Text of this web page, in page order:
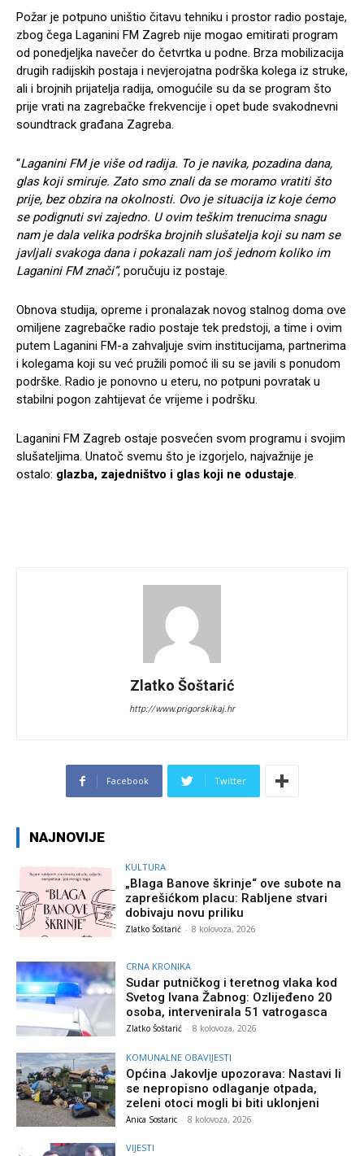
Požar je potpuno uništio čitavu tehniku i prostor radio postaje,
zbog čega Laganini FM Zagreb nije mogao emitirati program
od ponedjeljka navečer do četvrtka u podne. Brza mobilizacija
drugih radijskih postaja i nevjerojatna podrška kolega iz struke,
ali i brojnih prijatelja radija, omogućile su da se program što
prije vrati na zagrebačke frekvencije i opet bude svakodnevni
soundtrack građana Zagreba.
“Laganini FM je više od radija. To je navika, pozadina dana,
glas koji smiruje. Zato smo znali da se moramo vratiti što
prije, bez obzira na okolnosti. Ovo je situacija iz koje ćemo
se podignuti svi zajedno. U ovim teškim trenucima snagu
nam je dala velika podrška brojnih slušatelja koji su nam se
javljali svakoga dana i pokazali nam još jednom koliko im
Laganini FM znači”, poručuju iz postaje.
Obnova studija, opreme i pronalazak novog stalnog doma ove
omiljene zagrebačke radio postaje tek predstoji, a time i ovim
putem Laganini FM-a zahvaljuje svim institucijama, partnerima
i kolegama koji su već pružili pomoć ili su se javili s ponudom
podrške. Radio je ponovno u eteru, no potpuni povratak u
stabilni pogon zahtijevat će vrijeme i podršku.
Laganini FM Zagreb ostaje posvećen svom programu i svojim
slušateljima. Unatoč svemu što je izgorjelo, najvažnije je
ostalo: glazba, zajedništvo i glas koji ne odustaje.
Zlatko Šoštarić
http://www.prigorskikaj.hr
Facebook Twitter
NAJNOVIJE
KULTURA
„Blaga Banove škrinje“ ove subote na
zaprešićkom placu: Rabljene stvari
dobivaju novu priliku
Zlatko Šoštarić - 8 kolovoza, 2026
CRNA KRONIKA
Sudar putničkog i teretnog vlaka kod
Svetog Ivana Žabnog: Ozlijeđeno 20
osoba, intervenirala 51 vatrogasca
Zlatko Šoštarić - 8 kolovoza, 2026
KOMUNALNE OBAVIJESTI
Općina Jakovlje upozorava: Nastavi li
se nepropisno odlaganje otpada,
zeleni otoci mogli bi biti uklonjeni
Anica Sostaric - 8 kolovoza, 2026
VIJESTI